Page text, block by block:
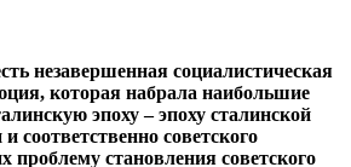
незавершенная социалистическая
которая набрала наибольшие
эпоху – эпоху сталинской
соответственно советского
проблему становления советского